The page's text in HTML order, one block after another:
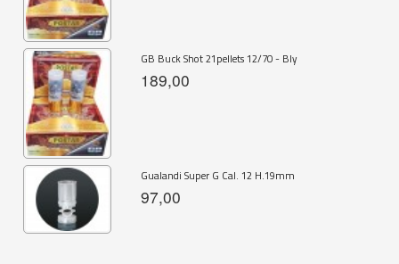
GB Buck Shot 21pellets 12/70 - Bly
189,00
Gualandi Super G Cal. 12 H.19mm
97,00